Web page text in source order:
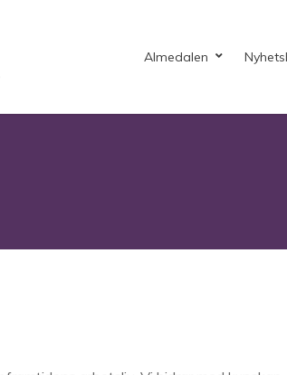
Almedalen